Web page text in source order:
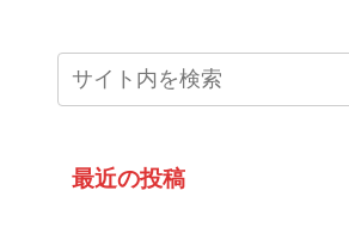
最近の投稿